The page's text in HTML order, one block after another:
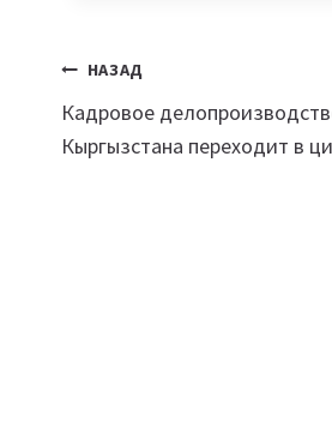
Навигация
по
НАЗАД
Кадровое
Кыргызстана переходит в